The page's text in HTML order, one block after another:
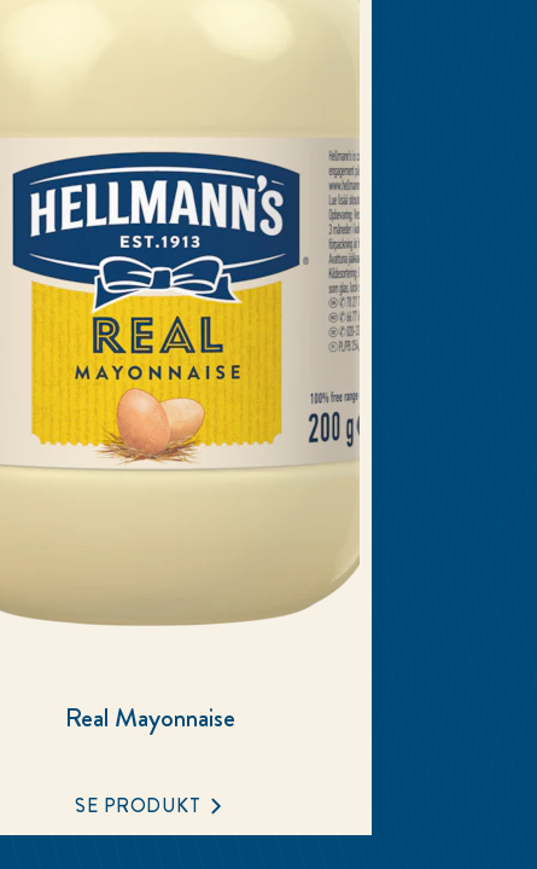
Real Mayonnaise
SE PRODUKT